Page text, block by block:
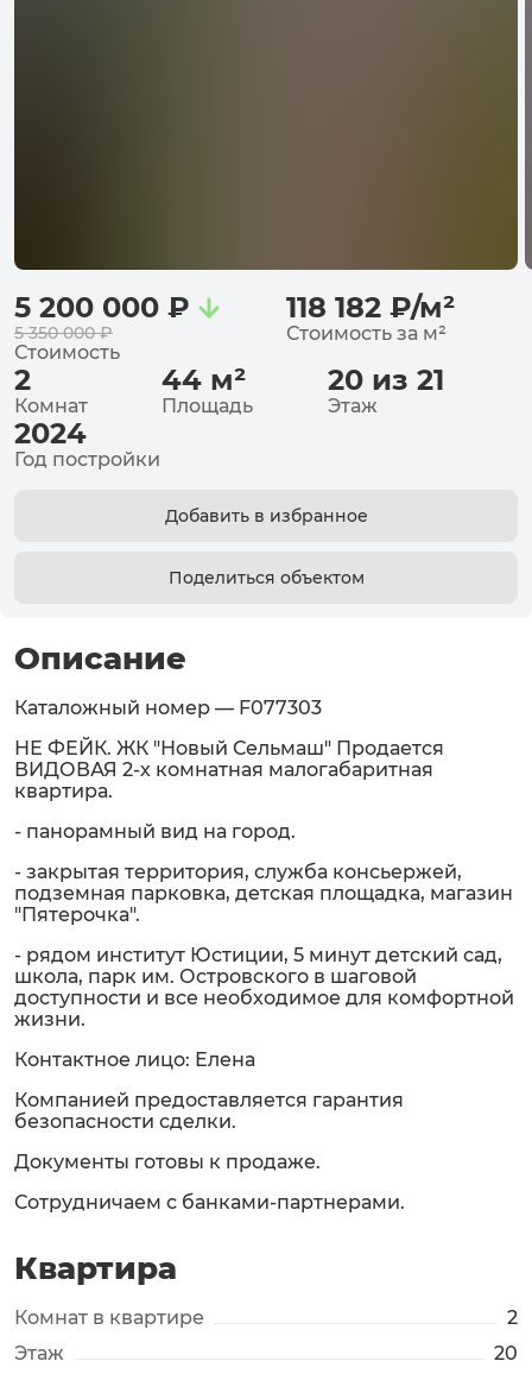
5 200 000 ₽
5 350 000 ₽
Стоимость
118 182 ₽/м²
Стоимость за м²
2
Комнат
44 м²
Площадь
20 из 21
Этаж
2024
Год постройки
Добавить в избранное
Поделиться объектом
Описание
Каталожный номер — F077303
НЕ ФЕЙК. ЖК "Новый Сельмаш" Продается
ВИДОВАЯ 2-х комнатная малогабаритная
квартира.
- панорамный вид на город.
- закрытая территория, служба консьержей,
подземная парковка, детская площадка, магазин
"Пятерочка".
- рядом институт Юстиции, 5 минут детский сад,
школа, парк им. Островского в шаговой
доступности и все необходимое для комфортной
жизни.
Контактное лицо: Елена
Компанией предоставляется гарантия
безопасности сделки.
Документы готовы к продаже.
Сотрудничаем с банками-партнерами.
Квартира
Комнат в квартире
2
Этаж
20